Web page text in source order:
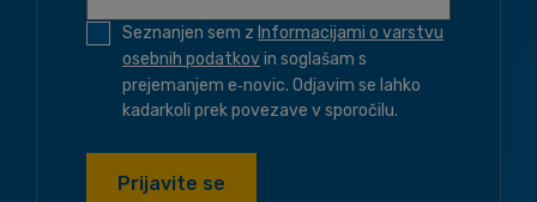
Seznanjen sem z Informacijami o varstvu
osebnih podatkovin soglašam s
prejemanjem e‑novic. Odjavim se lahko
kadarkoli prek povezave v sporočilu.
Prijavite se